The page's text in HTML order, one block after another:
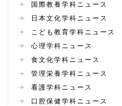
国際教養学科ニュース
日本文化学科ニュース
こども教育学科ニュース
心理学科ニュース
食文化学科ニュース
管理栄養学科ニュース
看護学科ニュース
口腔保健学科ニュース